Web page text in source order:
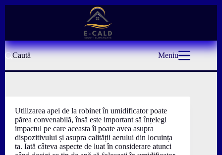
Caută Meniu
Utilizarea apei de la robinet în umidificator poate
părea convenabilă, însă este important să înțelegi
impactul pe care aceasta îl poate avea asupra
dispozitivului și asupra calității aerului din locuința
ta. Iată câteva aspecte de luat în considerare atunci